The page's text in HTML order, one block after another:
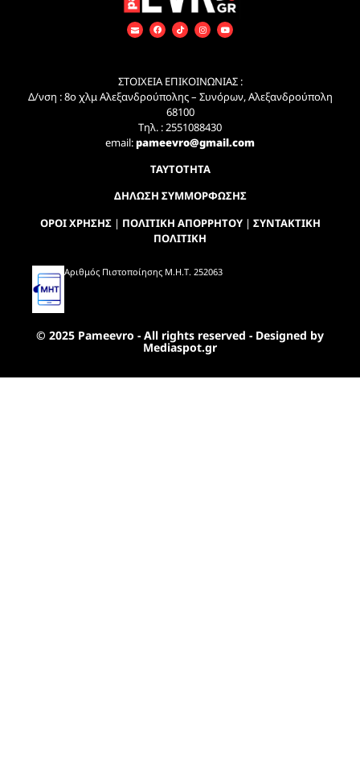
ΣΤΟΙΧΕΙΑ ΕΠΙΚΟΙΝΩΝΙΑΣ :
Δ/νση : 8ο χλμ Αλεξανδρούπολης – Συνόρων, Αλεξανδρούπολη
68100
Τηλ. : 2551088430
email:pameevro@gmail.com
ΤΑΥΤΟΤΗΤΑ
ΔΗΛΩΣΗ ΣΥΜΜΟΡΦΩΣΗΣ
ΟΡΟΙ ΧΡΗΣΗΣ| ΠΟΛΙΤΙΚΗ ΑΠΟΡΡΗΤΟΥ| ΣΥΝΤΑΚΤΙΚΗ
ΠΟΛΙΤΙΚΗ
Αριθμός Πιστοποίησης Μ.Η.Τ. 252063
© 2025 Pameevro - All rights reserved - Designed by
Mediaspot.gr